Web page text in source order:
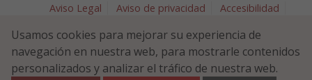
Aviso Legal
Aviso de privacidad
Accesibilidad
Política de Seguridad de la Información
Plaza Navarra 5 - 31300 Tafalla (NAVARRA)
948 70 18 11
ayuntamiento@tafalla.es
Usamos cookies para mejorar su experiencia de
navegación en nuestra web, para mostrarle contenidos
personalizados y analizar el tráfico de nuestra web.